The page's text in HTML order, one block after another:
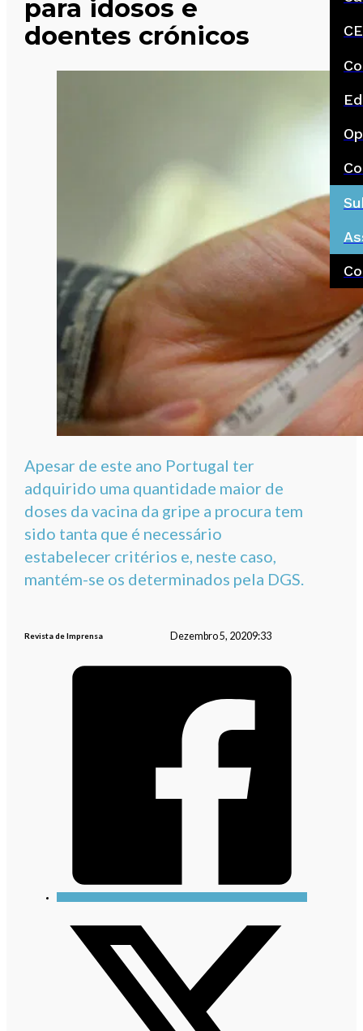
para idosos e
doentes crónicos
Apesar de este ano Portugal ter
adquirido uma quantidade maior de
doses da vacina da gripe a procura tem
sido tanta que é necessário
estabelecer critérios e, neste caso,
mantém-se os determinados pela DGS.
Revista de Imprensa Dezembro 5, 20209:33